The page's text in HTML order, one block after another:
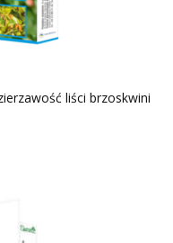
liści brzoskwini